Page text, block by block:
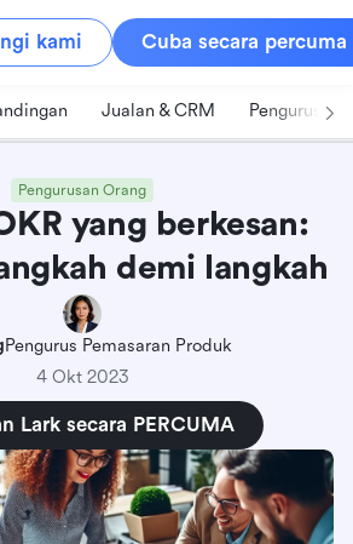
kami Cuba secara percuma
Jualan & CRM Pengurusan
Pengurusan Orang
yang berkesan:
demi langkah
Pengurus Pemasaran Produk
4 Okt 2023
Lark secara PERCUMA